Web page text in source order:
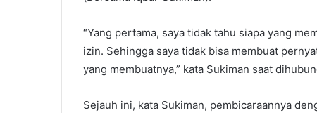
“Yang pertama, saya tidak tahu siapa yang
izin. Sehingga saya tidak bisa membuat
yang membuatnya,” kata Sukiman saat
Sejauh ini, kata Sukiman, pembicaraannya